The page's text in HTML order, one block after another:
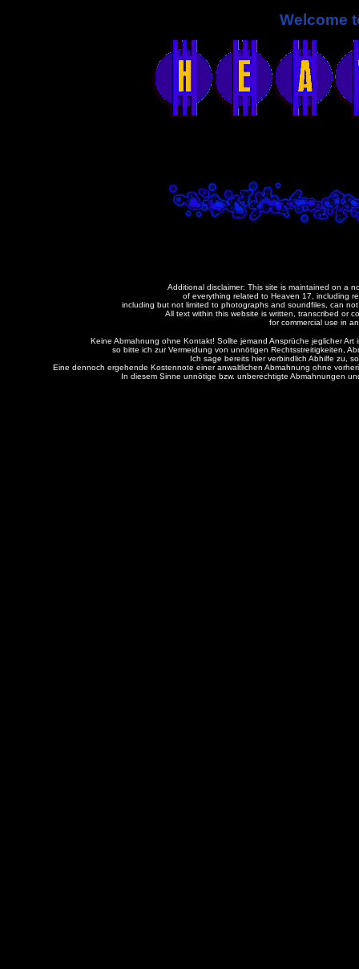
Welcome
Additional disclaimer: This site is maintained on a
of everything related to Heaven 17, including
including but not limited to photographs and soundfiles, can
All text within this website is written, transcribed or
for commercial use in
Keine Abmahnung ohne Kontakt! Sollte jemand Ansprüche jeglicher
so bitte ich zur Vermeidung von unnötigen Rechtsstreitigkeiten,
Ich sage bereits hier verbindlich Abhilfe zu,
Eine dennoch ergehende Kostennote einer anwaltlichen Abmahnung ohne
In diesem Sinne unnötige bzw. unberechtigte Abmahnungen